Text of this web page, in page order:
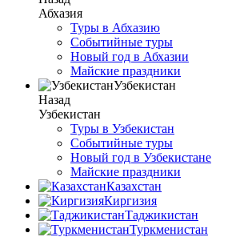
Абхазия
Туры в Абхазию
Событийные туры
Новый год в Абхазии
Майские праздники
Узбекистан
Назад
Узбекистан
Туры в Узбекистан
Событийные туры
Новый год в Узбекистане
Майские праздники
Казахстан
Киргизия
Таджикистан
Туркменистан